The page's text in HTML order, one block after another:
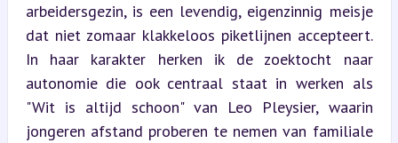
arbeidersgezin, is een levendig, eigenzinnig meisje
dat niet zomaar klakkeloos piketlijnen accepteert.
In haar karakter herken ik de zoektocht naar
autonomie die ook centraal staat in werken als
"Wit is altijd schoon" van Leo Pleysier, waarin
jongeren afstand proberen te nemen van familiale